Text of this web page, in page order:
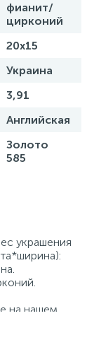
фианит/
цирконий
20x15
Украина
3,91
Английская
Золото
585
украшения
на нашем
а также